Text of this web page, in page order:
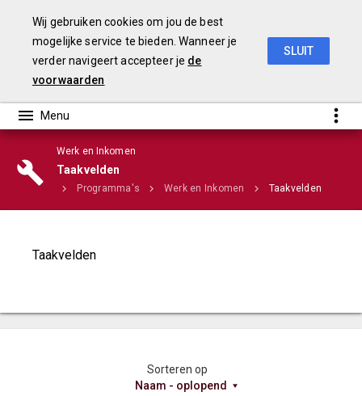
Werk en Inkomen
Taakvelden
Home Programma's Werk en Inkomen Taakvelden
Taakvelden
Sorteren op
Naam - oplopend
Wij gebruiken cookies om jou de best
mogelijke service te bieden. Wanneer je
verder navigeert accepteer je de
voorwaarden
SLUIT